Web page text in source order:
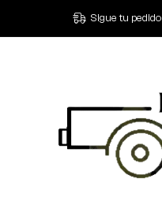
Sigue tu pedido